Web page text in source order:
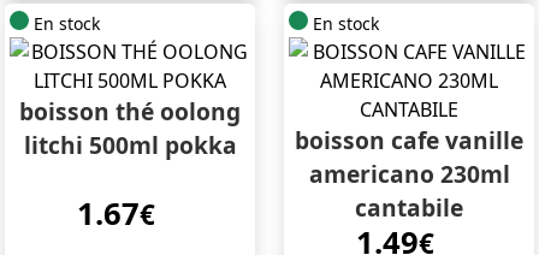
En stock
boisson thé oolong
litchi 500ml pokka
1.67€
En stock
boisson cafe vanille
americano 230ml
cantabile
1.49€